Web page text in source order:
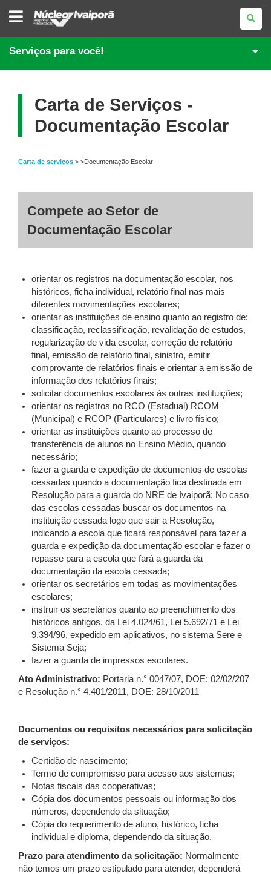
NÚCLEO
REGIONAL
EDUCAÇÃO
DE
IVAIPORÃ
Serviços para você!
Carta de Serviços -
Documentação Escolar
Carta de serviços > >Documentação Escolar
Compete ao Setor de
Documentação Escolar
orientar os registros na documentação escolar, nos
históricos, ficha individual, relatório final nas mais
diferentes movimentações escolares;
orientar as instituições de ensino quanto ao registro de:
classificação, reclassificação, revalidação de estudos,
regularização de vida escolar, correção de relatório
final, emissão de relatório final, sinistro, emitir
comprovante de relatórios finais e orientar a emissão de
informação dos relatórios finais;
solicitar documentos escolares às outras instituições;
orientar os registros no RCO (Estadual) RCOM
(Municipal) e RCOP (Particulares) e livro físico;
orientar as instituições quanto ao processo de
transferência de alunos no Ensino Médio, quando
necessário;
fazer a guarda e expedição de documentos de escolas
cessadas quando a documentação fica destinada em
Resolução para a guarda do NRE de Ivaiporã; No caso
das escolas cessadas buscar os documentos na
instituição cessada logo que sair a Resolução,
indicando a escola que ficará responsável para fazer a
guarda e expedição da documentação escolar e fazer o
repasse para a escola que fará a guarda da
documentação da escola cessada;
orientar os secretários em todas as movimentações
escolares;
instruir os secretários quanto ao preenchimento dos
históricos antigos, da Lei 4.024/61, Lei 5.692/71 e Lei
9.394/96, expedido em aplicativos, no sistema Sere e
Sistema Seja;
fazer a guarda de impressos escolares.
Ato Administrativo: Portaria n.° 0047/07, DOE: 02/02/207
e Resolução n.° 4.401/2011, DOE: 28/10/2011
Documentos ou requisitos necessários para solicitação
de serviços:
Certidão de nascimento;
Termo de compromisso para acesso aos sistemas;
Notas fiscais das cooperativas;
Cópia dos documentos pessoais ou informação dos
números, dependendo da situação;
Cópia do requerimento de aluno, histórico, ficha
individual e diploma, dependendo da situação.
Prazo para atendimento da solicitação: Normalmente
não temos um prazo estipulado para atender, dependerá